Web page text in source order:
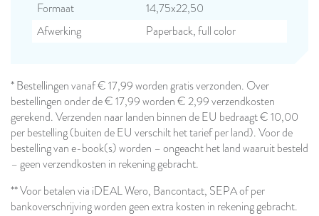
Formaat
14,75x22,50
Afwerking
Paperback, full color
* Bestellingen vanaf € 17,99 worden gratis verzonden. Over
bestellingen onder de € 17,99 worden € 2,99 verzendkosten
gerekend. Verzenden naar landen binnen de EU bedraagt € 10,00
per bestelling (buiten de EU verschilt het tarief per land). Voor de
bestelling van e-book(s) worden – ongeacht het land waaruit besteld
– geen verzendkosten in rekening gebracht.
** Voor betalen via iDEAL Wero, Bancontact, SEPA of per
bankoverschrijving worden geen extra kosten in rekening gebracht.